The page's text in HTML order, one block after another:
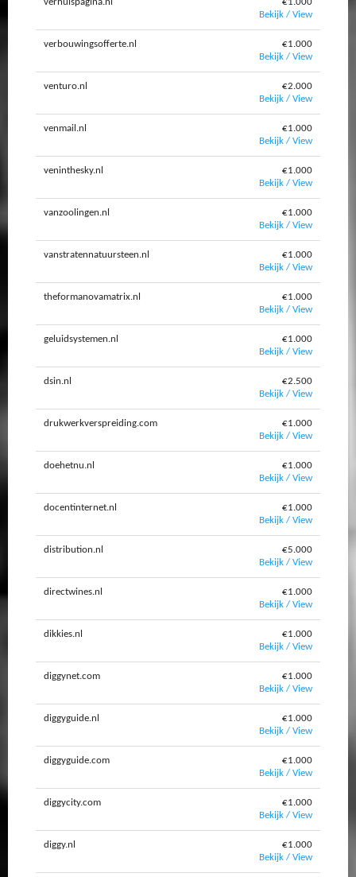
Bekijk / View
verbouwingsofferte.nl
€1.000
Bekijk / View
venturo.nl
€2.000
Bekijk / View
venmail.nl
€1.000
Bekijk / View
veninthesky.nl
€1.000
Bekijk / View
vanzoolingen.nl
€1.000
Bekijk / View
vanstratennatuursteen.nl
€1.000
Bekijk / View
theformanovamatrix.nl
€1.000
Bekijk / View
geluidsystemen.nl
€1.000
Bekijk / View
dsin.nl
€2.500
Bekijk / View
drukwerkverspreiding.com
€1.000
Bekijk / View
doehetnu.nl
€1.000
Bekijk / View
docentinternet.nl
€1.000
Bekijk / View
distribution.nl
€5.000
Bekijk / View
directwines.nl
€1.000
Bekijk / View
dikkies.nl
€1.000
Bekijk / View
diggynet.com
€1.000
Bekijk / View
diggyguide.nl
€1.000
Bekijk / View
diggyguide.com
€1.000
Bekijk / View
diggycity.com
€1.000
Bekijk / View
diggy.nl
€1.000
Bekijk / View